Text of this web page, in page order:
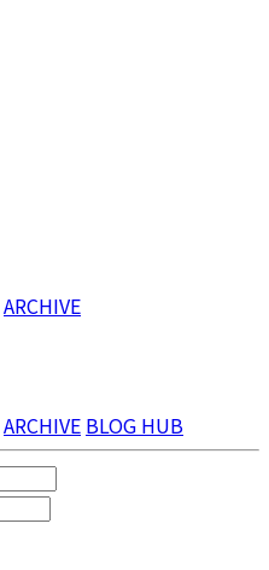
ARCHIVE
ARCHIVE BLOG HUB